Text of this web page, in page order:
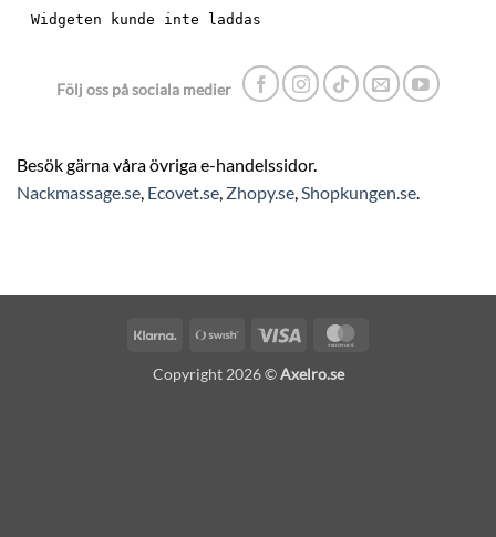
Följ oss på sociala medier
Besök gärna våra övriga e-handelssidor.
Nackmassage.se Ecovet.se Zhopy.se Shopkungen.se
Klarna
Swish
Visa
Copyright 2026 ©Axelro.se